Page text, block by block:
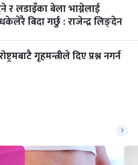
लडाइँका बेला भाग्नेलाई
धकेलेरै बिदा गर्छु : राजेन्द्र लिङ्देन
गृहमन्त्रीले दिए प्रश्न नगर्न